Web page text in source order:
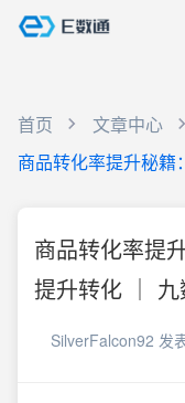
首页
文章中心
商品转化率提升秘籍
商品转化率提
提升转化 ｜
SilverFalcon92 发